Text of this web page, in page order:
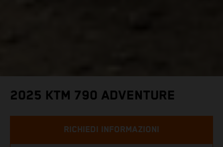
2025 KTM 790 ADVENTURE
RICHIEDI INFORMAZIONI